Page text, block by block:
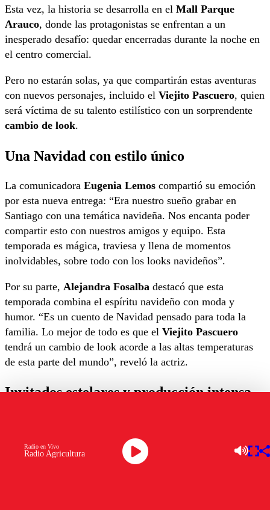
Esta vez, la historia se desarrolla en el Mall Parque
Arauco, donde las protagonistas se enfrentan a un
inesperado desafío: quedar encerradas durante la noche en
el centro comercial.
Pero no estarán solas, ya que compartirán estas aventuras
con nuevos personajes, incluido el Viejito Pascuero, quien
será víctima de su talento estilístico con un sorprendente
cambio de look.
Una Navidad con estilo único
La comunicadora Eugenia Lemos compartió su emoción
por esta nueva entrega: “Era nuestro sueño grabar en
Santiago con una temática navideña. Nos encanta poder
compartir esto con nuestros amigos y equipo. Esta
temporada es mágica, traviesa y llena de momentos
inolvidables, sobre todo con los looks navideños”.
Por su parte, Alejandra Fosalba destacó que esta
temporada combina el espíritu navideño con moda y
humor. “Es un cuento de Navidad pensado para toda la
familia. Lo mejor de todo es que el Viejito Pascuero
tendrá un cambio de look acorde a las altas temperaturas
de esta parte del mundo”, reveló la actriz.
Invitados estelares y producción intensa
Eduardo de la Iglesia
Fernándezy el comediante Benjamín “Pollo” Castillo,
quienes aportan su carisma a las divertidas aventuras.
Radio Agricultura
Radio en Vivo